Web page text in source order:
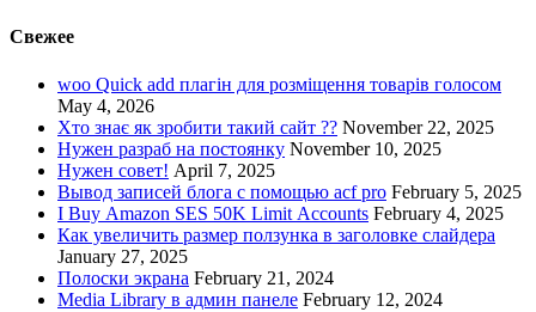
Свежее
woo Quick add плагін для розміщення товарів голосом
May 4, 2026
Хто знає як зробити такий сайт ?? November 22, 2025
Нужен разраб на постоянку November 10, 2025
Нужен совет! April 7, 2025
Вывод записей блога с помощью acf pro February 5, 2025
I Buy Amazon SES 50K Limit Accounts February 4, 2025
Как увеличить размер ползунка в заголовке слайдера
January 27, 2025
Полоски экрана February 21, 2024
Media Library в админ панеле February 12, 2024